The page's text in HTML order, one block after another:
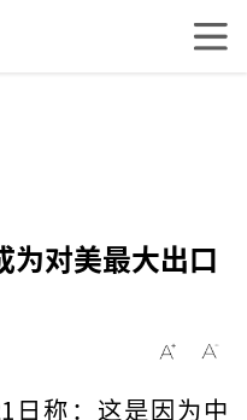
为对美最大出口
日称：这是因为中